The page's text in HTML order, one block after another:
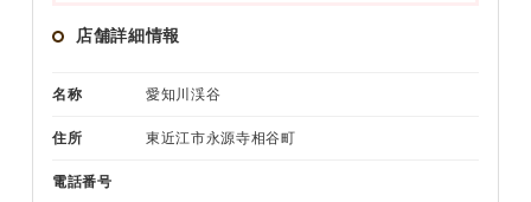
店舗詳細情報
名称 愛知川渓谷
住所 東近江市永源寺相谷町
電話番号